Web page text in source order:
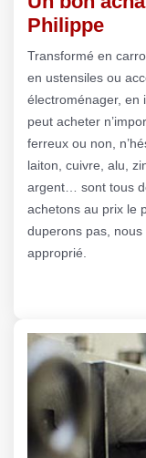
Philippe
Transformé en
en ustensiles ou
électroménager,
peut acheter
ferreux ou non,
laiton, cuivre, alu,
argent… sont tous
achetons au prix le
duperons pas,
approprié.